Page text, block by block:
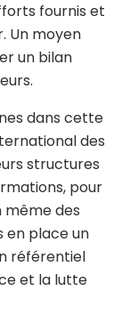
fournis et
Un moyen
un bilan
dans cette
des
structures
pour
des
en place un
référentiel
et la lutte